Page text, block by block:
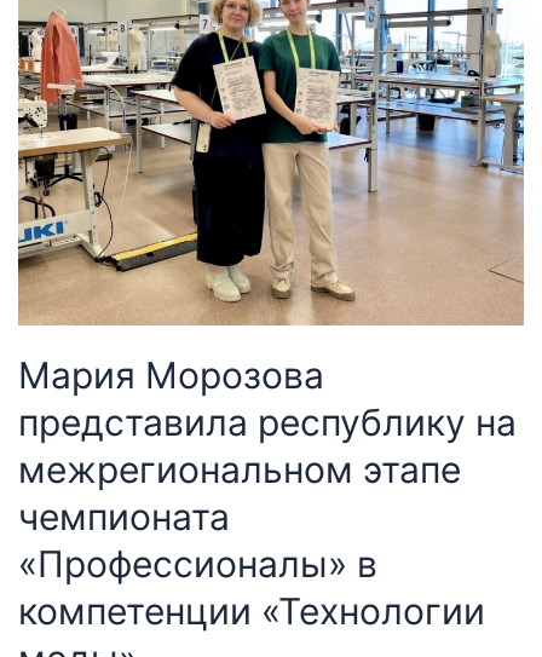
Мария Морозова
представила республику на
межрегиональном этапе
чемпионата
«Профессионалы» в
компетенции «Технологии